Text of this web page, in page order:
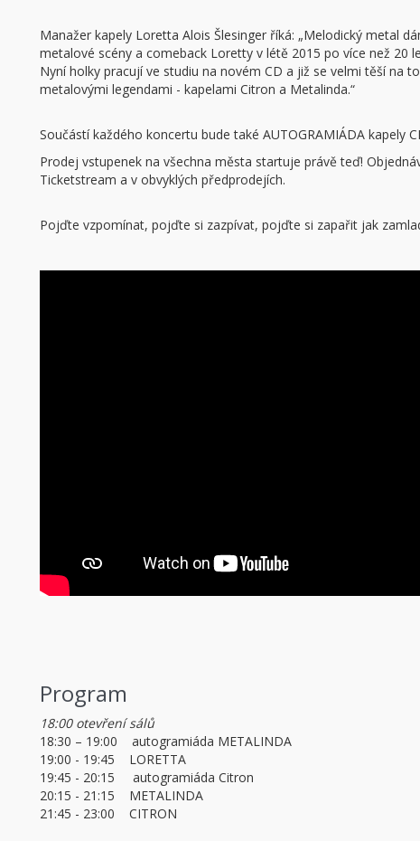
Manažer kapely Loretta Alois Šlesinger říká: „Melodický metal
metalové scény a comeback Loretty v létě 2015 po více než 20
Nyní holky pracují ve studiu na novém CD a již se velmi těší na
metalovými legendami - kapelami Citron a Metalinda.“
Součástí každého koncertu bude také AUTOGRAMIÁDA kapely
Prodej vstupenek na všechna města startuje právě teď!
Ticketstream a v obvyklých předprodejích.
Pojďte vzpomínat, pojďte si zazpívat, pojďte si zapařit jak
Program
18:00 otevření sálů
18:30 – 19:00 autogramiáda METALINDA
19:00 - 19:45 LORETTA
19:45 - 20:15 autogramiáda Citron
20:15 - 21:15 METALINDA
21:45 - 23:00 CITRON